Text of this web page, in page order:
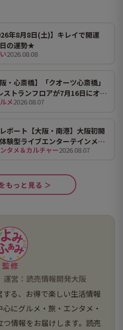
年8月8日(土)】キレイで開運
の運勢★
2026.08.08
阪・心斎橋】「クオーツ心斎橋」
ストランフロアが7月16日にオー
全国初・関西初出店を含む多彩
舗
メ2026.08.07
ポート【大阪・南港】大阪初開
験型ライブエンターテインメン
SAFARI（ディノ サファリ）
で、大迫力の恐竜の世界を体験
ました。
タメ＆カルチャー2026.08.07
もっと見る ＞
監修
運営：読売情報開発大阪
る、お得で楽しい生活情報
にグルメ・旅・エンタメ・
つ情報をお届けします。読売